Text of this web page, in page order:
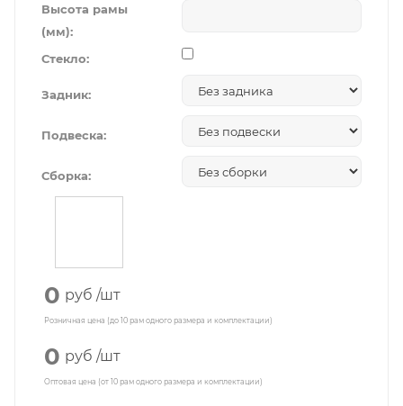
Высота рамы
(мм):
Стекло:
Задник:
Подвеска:
Сборка:
0 руб /шт
Розничная цена (до 10 рам одного размера и комплектации)
0 руб /шт
Оптовая цена (от 10 рам одного размера и комплектации)